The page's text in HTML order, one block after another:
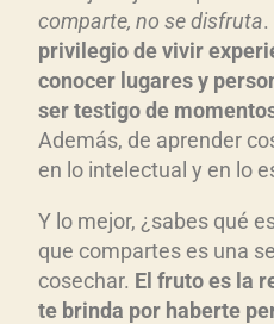
comparte, no se disfruta
privilegio de vivir
conocer lugares y
ser testigo de
Además, de aprender
en lo intelectual y en lo
Y lo mejor, ¿sabes qué
que compartes es una
cosechar. El fruto es la
te brinda por haberte